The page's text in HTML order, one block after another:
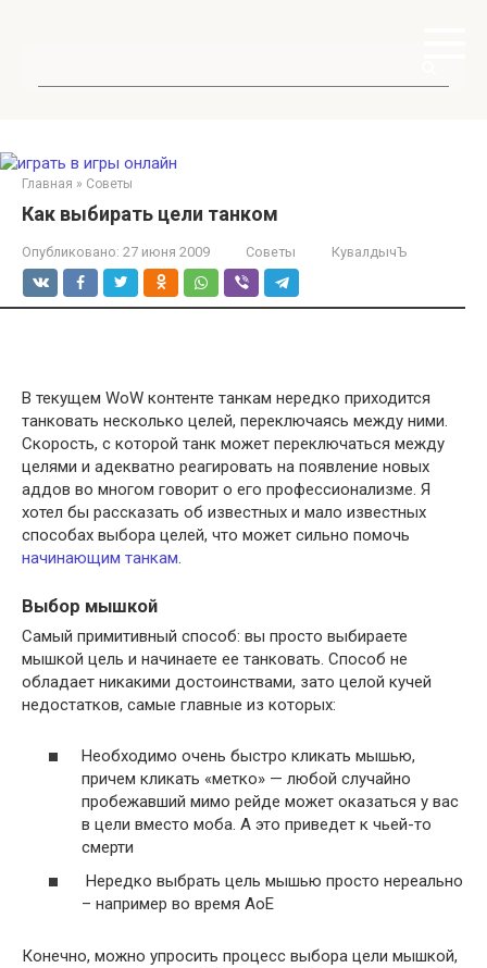
Главная » Советы
Как выбирать цели танком
Опубликовано: 27 июня 2009 Советы КувалдычЪ
В текущем WoW контенте танкам нередко приходится
танковать несколько целей, переключаясь между ними.
Скорость, с которой танк может переключаться между
целями и адекватно реагировать на появление новых
аддов во многом говорит о его профессионализме. Я
хотел бы рассказать об известных и мало известных
способах выбора целей, что может сильно помочь
начинающим танкам.
Выбор мышкой
Самый примитивный способ: вы просто выбираете
мышкой цель и начинаете ее танковать. Способ не
обладает никакими достоинствами, зато целой кучей
недостатков, самые главные из которых:
Необходимо очень быстро кликать мышью,
причем кликать «метко» — любой случайно
пробежавший мимо рейде может оказаться у вас
в цели вместо моба. А это приведет к чьей-то
смерти
Нередко выбрать цель мышью просто нереально
– например во время АоЕ
Конечно, можно упросить процесс выбора цели мышкой,